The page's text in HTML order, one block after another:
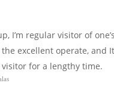
I’m regular visitor of
excellent operate, and
for a lengthy time.